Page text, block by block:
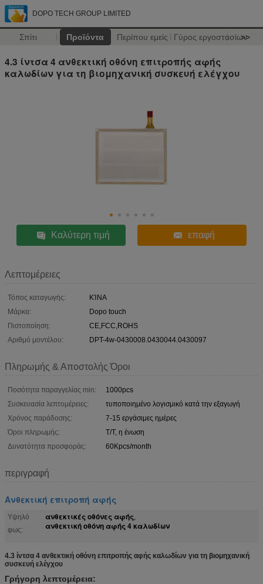
DOPO TECH GROUP LIMITED
Σπίτι Προϊόντα Περίπου εμείς Γύρος εργοστασίων
>>
4.3 ίντσα 4 ανθεκτική οθόνη επιτροπής αφής
καλωδίων για τη βιομηχανική συσκευή ελέγχου
Καλύτερη τιμή επαφή
Λεπτομέρειες
Τόπος καταγωγής:
ΚΊΝΑ
Μάρκα:
Dopo touch
Πιστοποίηση:
CE,FCC,ROHS
Αριθμό μοντέλου:
DPT-4w-0430008.0430044.0430097
Πληρωμής & Αποστολής Όροι
Ποσότητα παραγγελίας min:
1000pcs
Συσκευασία λεπτομέρειες:
τυποποιημένο λογισμικό κατά την εξαγωγή
Χρόνος παράδοσης:
7-15 εργάσιμες ημέρες
Όροι πληρωμής:
T/T, η ένωση
Δυνατότητα προσφοράς:
60Kpcs/month
περιγραφή
Ανθεκτική επιτροπή αφής
Υψηλό
φως:
ανθεκτικές οθόνες αφής,
ανθεκτική οθόνη αφής 4 καλωδίων
4.3 ίντσα 4 ανθεκτική οθόνη επιτροπής αφής καλωδίων για τη βιομηχανική
συσκευή ελέγχου
Γρήγορη λεπτομέρεια: